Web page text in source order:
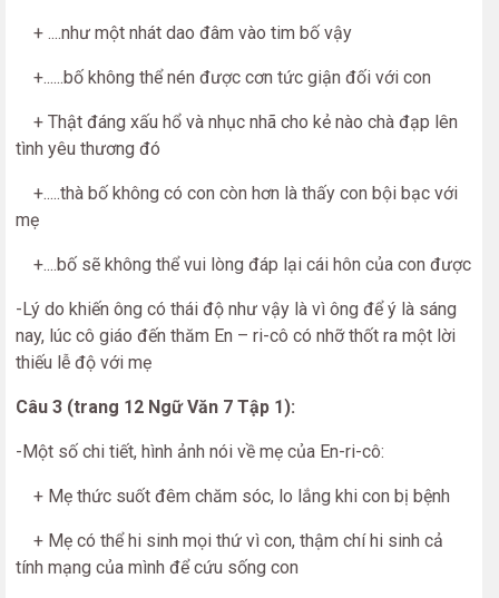
+ ....như một nhát dao đâm vào tim bố vậy
+......bố không thể nén được cơn tức giận đối với con
+ Thật đáng xấu hổ và nhục nhã cho kẻ nào chà đạp lên
tình yêu thương đó
+.....thà bố không có con còn hơn là thấy con bội bạc với
mẹ
+....bố sẽ không thể vui lòng đáp lại cái hôn của con được
-Lý do khiến ông có thái độ như vậy là vì ông để ý là sáng
nay, lúc cô giáo đến thăm En – ri-cô có nhỡ thốt ra một lời
thiếu lễ độ với mẹ
Câu 3 (trang 12 Ngữ Văn 7 Tập 1):
-Một số chi tiết, hình ảnh nói về mẹ của En-ri-cô:
+ Mẹ thức suốt đêm chăm sóc, lo lắng khi con bị bệnh
+ Mẹ có thể hi sinh mọi thứ vì con, thậm chí hi sinh cả
tính mạng của mình để cứu sống con